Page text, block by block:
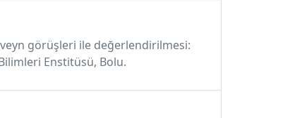
görüşleri ile değerlendirilmesi:
Enstitüsü, Bolu.